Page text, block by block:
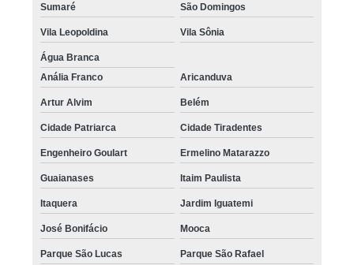
Sumaré São Domingos
Vila Leopoldina Vila Sônia
Água Branca
Anália Franco
Aricanduva
Artur Alvim Belém
Cidade Patriarca Cidade Tiradentes
Engenheiro Goulart Ermelino Matarazzo
Guaianases Itaim Paulista
Itaquera Jardim Iguatemi
José Bonifácio Mooca
Parque São Lucas Parque São Rafael